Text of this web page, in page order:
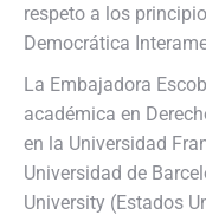
respeto a los
Democrática
La Embajadora
académica en
en la Universidad
Universidad de
University (Estados